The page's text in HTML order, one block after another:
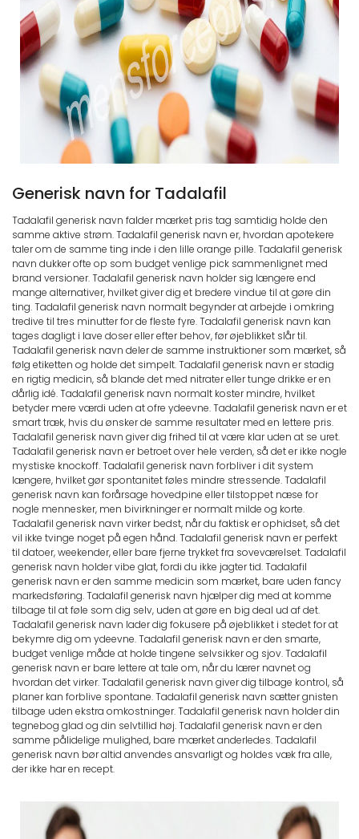
Generisk navn for Tadalafil
Tadalafil generisk navn falder mærket pris tag samtidig holde den
samme aktive strøm. Tadalafil generisk navn er, hvordan apotekere
taler om de samme ting inde i den lille orange pille. Tadalafil generisk
navn dukker ofte op som budget venlige pick sammenlignet med
brand versioner. Tadalafil generisk navn holder sig længere end
mange alternativer, hvilket giver dig et bredere vindue til at gøre din
ting. Tadalafil generisk navn normalt begynder at arbejde i omkring
tredive til tres minutter for de fleste fyre. Tadalafil generisk navn kan
tages dagligt i lave doser eller efter behov, før øjeblikket slår til.
Tadalafil generisk navn deler de samme instruktioner som mærket, så
følg etiketten og holde det simpelt. Tadalafil generisk navn er stadig
en rigtig medicin, så blande det med nitrater eller tunge drikke er en
dårlig idé. Tadalafil generisk navn normalt koster mindre, hvilket
betyder mere værdi uden at ofre ydeevne. Tadalafil generisk navn er et
smart træk, hvis du ønsker de samme resultater med en lettere pris.
Tadalafil generisk navn giver dig frihed til at være klar uden at se uret.
Tadalafil generisk navn er betroet over hele verden, så det er ikke nogle
mystiske knockoff. Tadalafil generisk navn forbliver i dit system
længere, hvilket gør spontanitet føles mindre stressende. Tadalafil
generisk navn kan forårsage hovedpine eller tilstoppet næse for
nogle mennesker, men bivirkninger er normalt milde og korte.
Tadalafil generisk navn virker bedst, når du faktisk er ophidset, så det
vil ikke tvinge noget på egen hånd. Tadalafil generisk navn er perfekt
til datoer, weekender, eller bare fjerne trykket fra soveværelset. Tadalafil
generisk navn holder vibe glat, fordi du ikke jagter tid. Tadalafil
generisk navn er den samme medicin som mærket, bare uden fancy
markedsføring. Tadalafil generisk navn hjælper dig med at komme
tilbage til at føle som dig selv, uden at gøre en big deal ud af det.
Tadalafil generisk navn lader dig fokusere på øjeblikket i stedet for at
bekymre dig om ydeevne. Tadalafil generisk navn er den smarte,
budget venlige måde at holde tingene selvsikker og sjov. Tadalafil
generisk navn er bare lettere at tale om, når du lærer navnet og
hvordan det virker. Tadalafil generisk navn giver dig tilbage kontrol, så
planer kan forblive spontane. Tadalafil generisk navn sætter gnisten
tilbage uden ekstra omkostninger. Tadalafil generisk navn holder din
tegnebog glad og din selvtillid høj. Tadalafil generisk navn er den
samme pålidelige mulighed, bare mærket anderledes. Tadalafil
generisk navn bør altid anvendes ansvarligt og holdes væk fra alle,
der ikke har en recept.